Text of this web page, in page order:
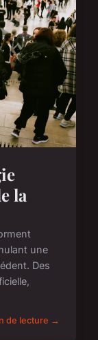
la
une
Des
de lecture →